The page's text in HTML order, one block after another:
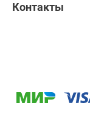
Контакты